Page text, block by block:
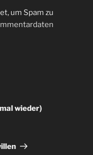
um Spam zu
wieder)